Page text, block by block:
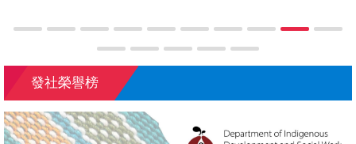
發社榮譽榜